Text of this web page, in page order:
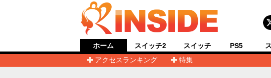
ホーム
アクセスランキング
特集
スイッチ2 スイッチ PS5